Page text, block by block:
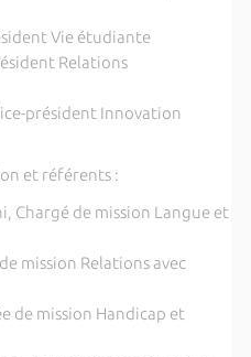
Vie étudiante
Relations
président Innovation
et référents :
Chargé de mission Langue et
mission Relations avec
de mission Handicap et